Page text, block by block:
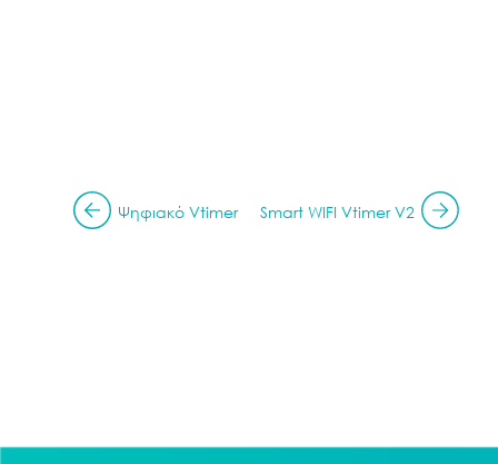
Ψηφιακό Vtimer Smart WIFI Vtimer V2